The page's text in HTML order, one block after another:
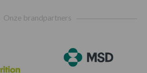
Onze brandpartners